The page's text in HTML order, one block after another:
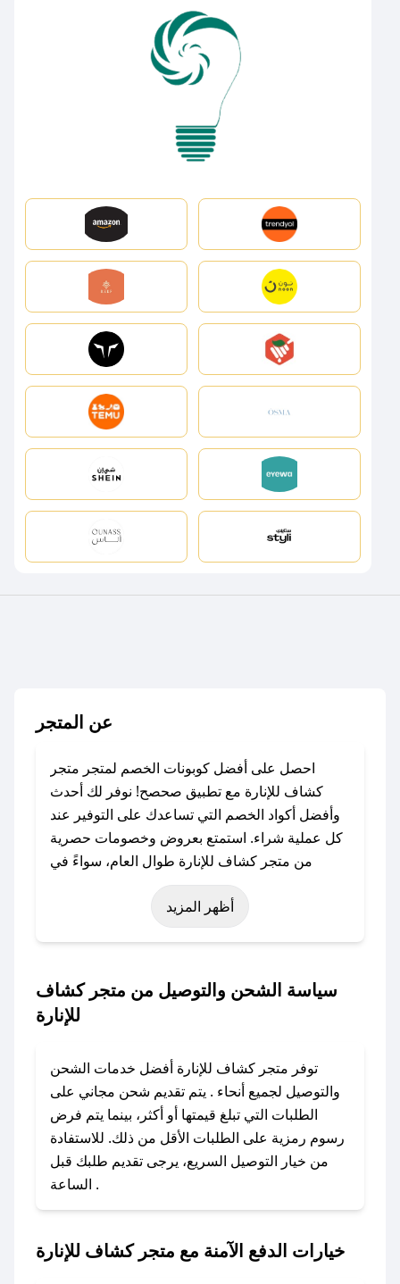
عن المتجر
احصل على أفضل كوبونات الخصم لمتجر متجر
كشاف للإنارة مع تطبيق صحصح! نوفر لك أحدث
وأفضل أكواد الخصم التي تساعدك على التوفير عند
كل عملية شراء. استمتع بعروض وخصومات حصرية
من متجر كشاف للإنارة طوال العام، سواءً في
المناسبات مثل عيد الفطر، عيد الأضحى، الجمعة
البيضاء (شهر نوفمبر)، رمضان، اليوم الوطني، يوم
التأسيس، أو حتى عروض خاصة أخرى.
للإنارة؟
باستخدام تطبيق صحصح، يمكنك العثور بسهولة على
الكوبون، تواصل معنا عبر تويتر أو البريد الإلكتروني
لإضافته بسرعة.
### كيفية استخدام كود خصم متجر كشاف للإنارة؟
1. انسخ كود الخصم من تطبيق صحصح.
2. الصقه في خانة الدفع عند التسوق من متجر
كشاف للإنارة.
### ماذا أفعل إذا لم يعمل كود الخصم؟
أظهر المزيد
سياسة الشحن والتوصيل من متجر كشاف
للإنارة
توفر متجر كشاف للإنارة أفضل خدمات الشحن
والتوصيل لجميع أنحاء . يتم تقديم شحن مجاني على
الطلبات التي تبلغ قيمتها أو أكثر، بينما يتم فرض
رسوم رمزية على الطلبات الأقل من ذلك. للاستفادة
من خيار التوصيل السريع، يرجى تقديم طلبك قبل
الساعة .
خيارات الدفع الآمنة مع متجر كشاف للإنارة